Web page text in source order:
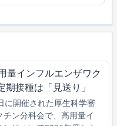
量インフルエンザワク
接種は「見送り」
開催された厚生科学審
ン分科会で、高用量イ